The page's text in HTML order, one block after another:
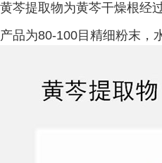
黄芩提取物为黄芩干燥根经
产品为80-100目精细粉末，